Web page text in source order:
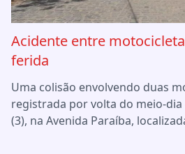
Acidente entre
ferida
Uma colisão envolvendo duas
registrada por volta do meio-
(3), na Avenida Paraíba,